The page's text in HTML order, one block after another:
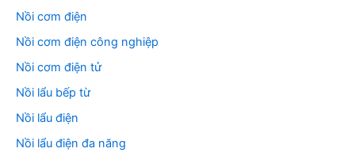
Nồi cơm điện
Nồi cơm điện công nghiệp
Nồi cơm điện tử
Nồi lẩu bếp từ
Nồi lẩu điện
Nồi lẩu điện đa năng